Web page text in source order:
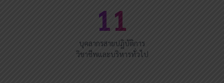
11
บุคลากรสายปฏิบัติการ
วิชาชีพและบริหารทั่วไป